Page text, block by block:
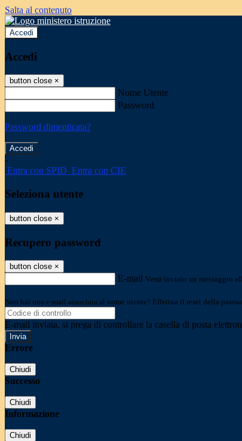
Salta al contenuto
Accedi
Accedi
button close ×
Nome Utente
Password
Password dimenticata?
-
Entra con SPID Entra con CIE
Seleziona utente
button close ×
Recupero password
button close ×
E-mail Verrà inviato un messaggio
Non hai una e-mail associata al nome utente? Effettua il reset della
E-mail inviata, si prega di controllare la casella di posta
Errore
Chiudi
Successo
Chiudi
Informazione
Chiudi